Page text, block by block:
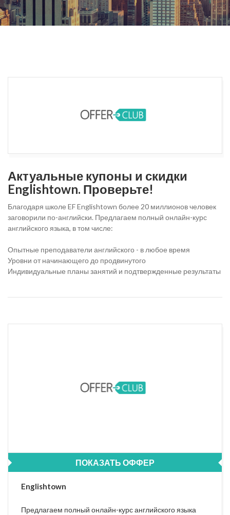
Актуальные купоны и скидки
Englishtown. Проверьте!
Благодаря школе EF Englishtown более 20 миллионов человек
заговорили по-английски. Предлагаем полный онлайн-курс
английского языка, в том числе:
Опытные преподаватели английского - в любое время
Уровни от начинающего до продвинутого
Индивидуальные планы занятий и подтвержденные результаты
ПОКАЗАТЬ ОФФЕР
Englishtown
Предлагаем полный онлайн-курс английского языка